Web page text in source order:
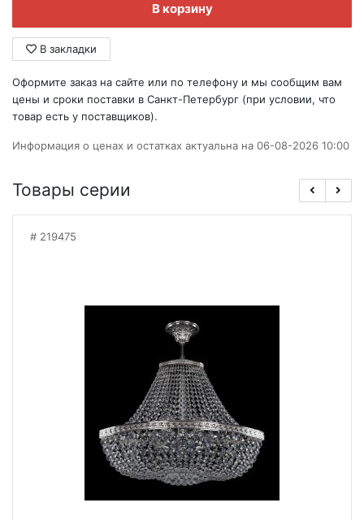
В корзину
В закладки
Оформите заказ на сайте или по телефону и мы сообщим вам
цены и сроки поставки в Санкт-Петербург (при условии, что
товар есть у поставщиков).
Информация о ценах и остатках актуальна на 06-08-2026 10:00
Товары серии
219475